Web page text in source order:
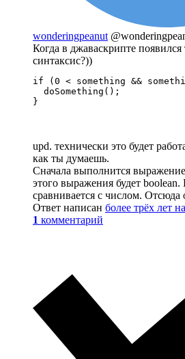
wonderingpeanut
Когда в джаваскрипте
синтаксис?))
if (0 < something &&
  doSomething();
}
upd. технически это будет
как ты думаешь.
Сначала выполнится
этого выражения будет boolean.
сравнивается с числом. Отсюда
Ответ написан более трёх лет
1 комментарий